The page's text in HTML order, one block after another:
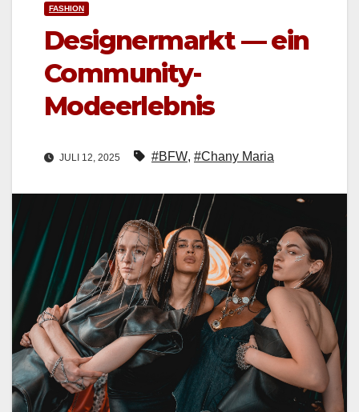
FASHION
Designermarkt — ein
Community-
Modeerlebnis
JULI 12, 2025 #BFW, #Chany Maria